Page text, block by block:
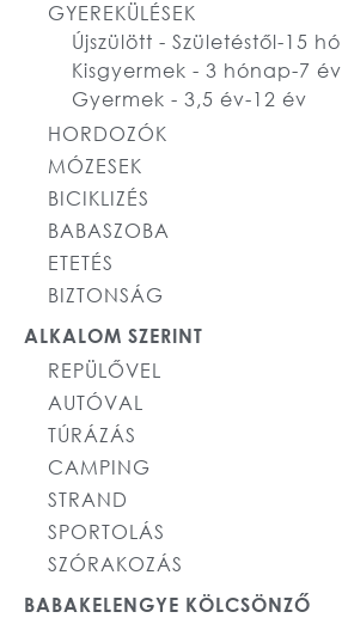
GYEREKÜLÉSEK
Újszülött - Születéstől-15 hó
Kisgyermek - 3 hónap-7 év
Gyermek - 3,5 év-12 év
HORDOZÓK
MÓZESEK
BICIKLIZÉS
BABASZOBA
ETETÉS
BIZTONSÁG
ALKALOM SZERINT
REPÜLŐVEL
AUTÓVAL
TÚRÁZÁS
CAMPING
STRAND
SPORTOLÁS
SZÓRAKOZÁS
BABAKELENGYE KÖLCSÖNZŐ